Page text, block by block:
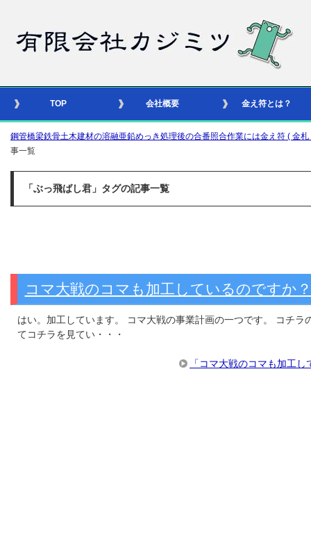
TOP 会社概要 金え符とは？
鋼管橋梁鉄骨土木建材の溶融亜鉛めっき処理後の合番照合作業には金え符 ( 金
事一覧
「ぶっ飛ばし君」タグの記事一覧
コマ大戦のコマも加工しているのですか？
はい。加工しています。 コマ大戦の事業計画の一つです。 コチラ
てコチラを見てい・・・
「コマ大戦のコマも加工